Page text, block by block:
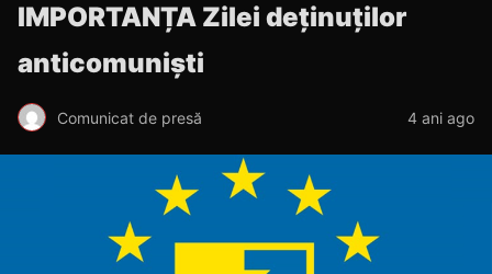
IMPORTANȚA Zilei deținuților
anticomuniști
Comunicat de presă 4 ani ago